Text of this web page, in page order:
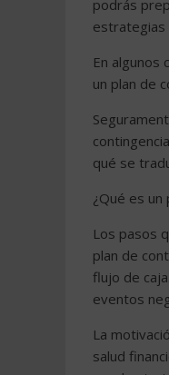
podrás
estrategias
En
un plan de
qué se
¿Qué es un
Los pasos
plan de
flujo de
eventos
La
salud